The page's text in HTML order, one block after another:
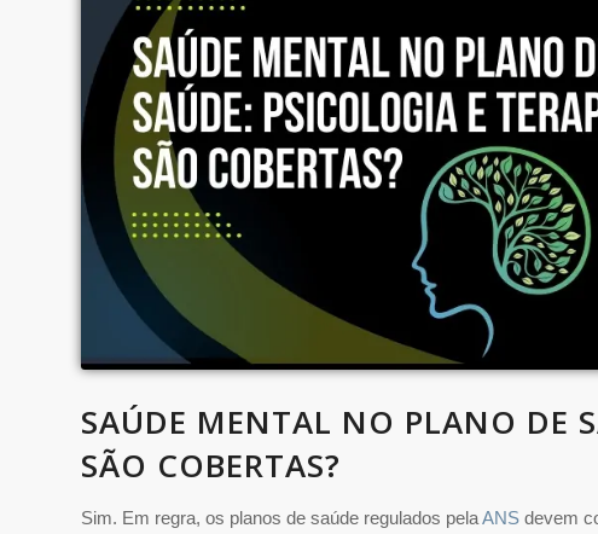
SAÚDE MENTAL NO PLANO DE
SÃO COBERTAS?
Sim. Em regra, os planos de saúde regulados pelaANS devem